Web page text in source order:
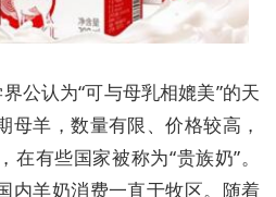
公认为“可与母乳相媲美”的天
母羊，数量有限、价格较高，
有些国家被称为“贵族奶”。
内羊奶消费一直于牧区。随着